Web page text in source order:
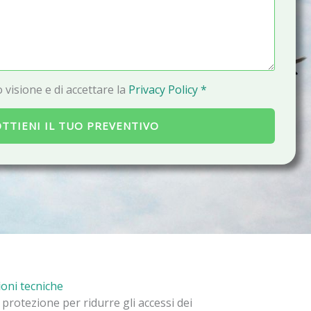
e di accettare la Privacy Policy *
IL TUO PREVENTIVO
tecniche
per ridurre gli accessi dei